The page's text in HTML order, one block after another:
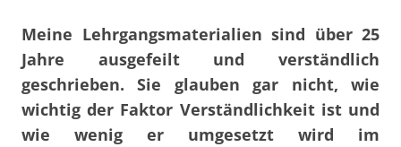
Meine Lehrgangsmaterialien sind über 25
Jahre ausgefeilt und verständlich
geschrieben. Sie glauben gar nicht, wie
wichtig der Faktor Verständlichkeit ist und
wie wenig er umgesetzt wird im